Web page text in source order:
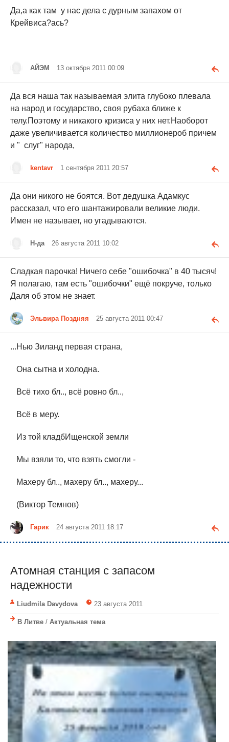
Да,а как там у нас дела с дурным запахом от
Крейвиса?ась?
АЙЭМ 13 октября 2011 00:09
Да вся наша так называемая элита глубоко плевала
на народ и государство, своя рубаха ближе к
телу.Поэтому и никакого кризиса у них нет.Наоборот
даже увеличивается количество миллионероб причем
и " слуг" народа,
kentavr 1 сентября 2011 20:57
Да они никого не боятся. Вот дедушка Адамкус
рассказал, что его шантажировали великие люди.
Имен не называет, но угадываются.
Н-да 26 августа 2011 10:02
Сладкая парочка! Ничего себе "ошибочка" в 40 тысяч!
Я полагаю, там есть "ошибочки" ещё покруче, только
Даля об этом не знает.
Эльвира Поздняя 25 августа 2011 00:47
...Нью Зиланд первая страна,
Она сытна и холодна.
Всё тихо бл.., всё ровно бл..,
Всё в меру.
Из той кладбИщенской земли
Мы взяли то, что взять смогли -
Махеру бл.., махеру бл.., махеру...
(Виктор Темнов)
Гарик 24 августа 2011 18:17
Атомная станция с запасом
надежности
Liudmila Davydova 23 августа 2011
В Литве / Актуальная тема